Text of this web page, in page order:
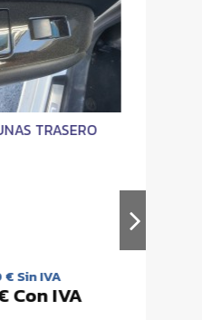
TRASERO
Sin IVA
Con IVA